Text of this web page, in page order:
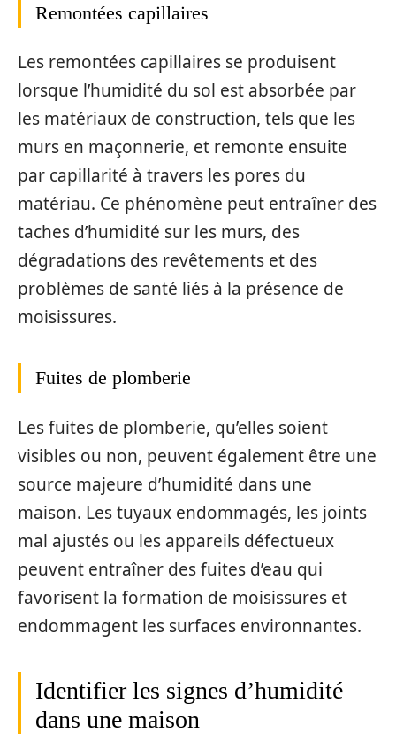
Remontées capillaires
Les remontées capillaires se produisent
lorsque l’humidité du sol est absorbée par
les matériaux de construction, tels que les
murs en maçonnerie, et remonte ensuite
par capillarité à travers les pores du
matériau. Ce phénomène peut entraîner des
taches d’humidité sur les murs, des
dégradations des revêtements et des
problèmes de santé liés à la présence de
moisissures.
Fuites de plomberie
Les fuites de plomberie, qu’elles soient
visibles ou non, peuvent également être une
source majeure d’humidité dans une
maison. Les tuyaux endommagés, les joints
mal ajustés ou les appareils défectueux
peuvent entraîner des fuites d’eau qui
favorisent la formation de moisissures et
endommagent les surfaces environnantes.
Identifier les signes d’humidité
dans une maison